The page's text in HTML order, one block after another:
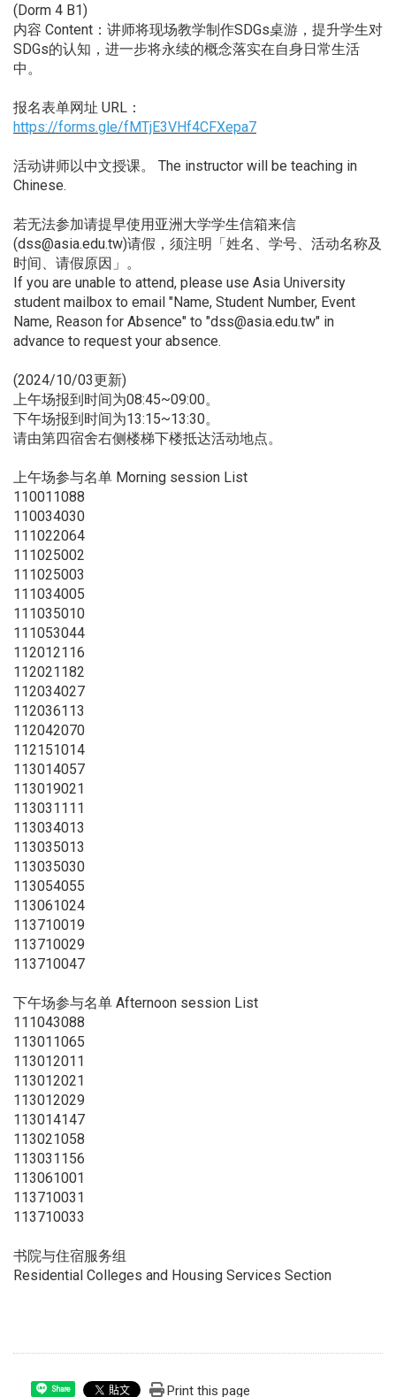
(Dorm 4 B1)
内容 Content：讲师将现场教学制作SDGs桌游，提升学生对
SDGs的认知，进一步将永续的概念落实在自身日常生活
中。
报名表单网址 URL：
https://forms.gle/fMTjE3VHf4CFXepa7
活动讲师以中文授课。 The instructor will be teaching in
Chinese.
若无法参加请提早使用亚洲大学学生信箱来信
(dss@asia.edu.tw)请假，须注明「姓名、学号、活动名称及
时间、请假原因」。
If you are unable to attend, please use Asia University
student mailbox to email "Name, Student Number, Event
Name, Reason for Absence" to "dss@asia.edu.tw" in
advance to request your absence.
(2024/10/03更新)
上午场报到时间为08:45~09:00。
下午场报到时间为13:15~13:30。
请由第四宿舍右侧楼梯下楼抵达活动地点。
上午场参与名单 Morning session List
110011088
110034030
111022064
111025002
111025003
111034005
111035010
111053044
112012116
112021182
112034027
112036113
112042070
112151014
113014057
113019021
113031111
113034013
113035013
113035030
113054055
113061024
113710019
113710029
113710047
下午场参与名单 Afternoon session List
111043088
113011065
113012011
113012021
113012029
113014147
113021058
113031156
113061001
113710031
113710033
书院与住宿服务组
Residential Colleges and Housing Services Section
Share Print this page